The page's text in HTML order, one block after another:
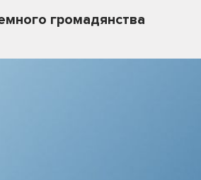
громадянства